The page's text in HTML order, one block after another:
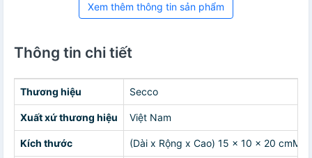
Xem thêm thông tin sản phẩm
Thông tin chi tiết
Thương hiệu Secco
Xuất xứ thương hiệu Việt Nam
Kích thước (Dài x Rộng x Cao) 15 x 10 x 20